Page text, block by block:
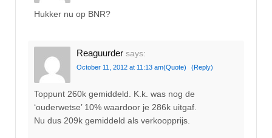
Hukker nu op BNR?
Reaguurder says:
October 11, 2012 at 11:13 am(Quote) (Reply)
Toppunt 260k gemiddeld. K.k. was nog de
‘ouderwetse’ 10% waardoor je 286k uitgaf.
Nu dus 209k gemiddeld als verkoopprijs.